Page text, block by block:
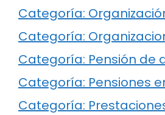
Categoría:
Categoría:
Categoría: Pensión de
Categoría: Pensiones
Categoría: